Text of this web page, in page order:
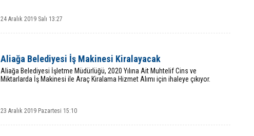
24 Aralık 2019 Salı 13:27
Aliağa Belediyesi İş Makinesi Kiralayacak
Aliağa Belediyesi İşletme Müdürlüğü, 2020 Yılına Ait Muhtelif Cins ve
Miktarlarda İş Makinesi ile Araç Kiralama Hizmet Alımı için ihaleye çıkıyor.
23 Aralık 2019 Pazartesi 15:10